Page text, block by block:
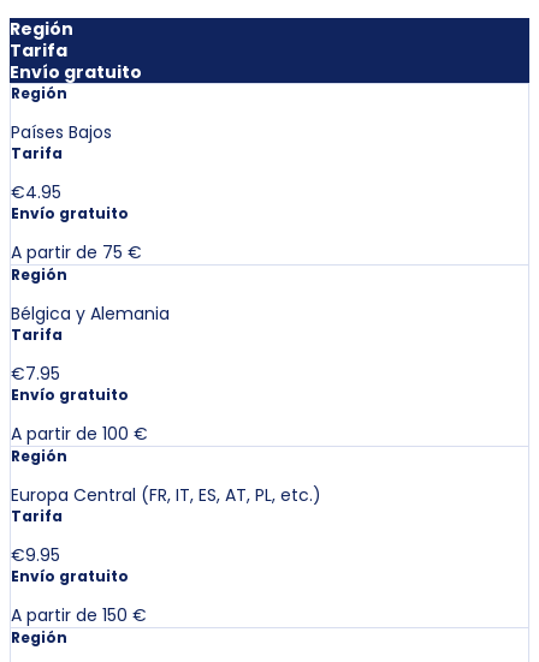
Región
Tarifa
Envío gratuito
Región
Países Bajos
Tarifa
€4.95
Envío gratuito
A partir de 75 €
Región
Bélgica y Alemania
Tarifa
€7.95
Envío gratuito
A partir de 100 €
Región
Europa Central (FR, IT, ES, AT, PL, etc.)
Tarifa
€9.95
Envío gratuito
A partir de 150 €
Región